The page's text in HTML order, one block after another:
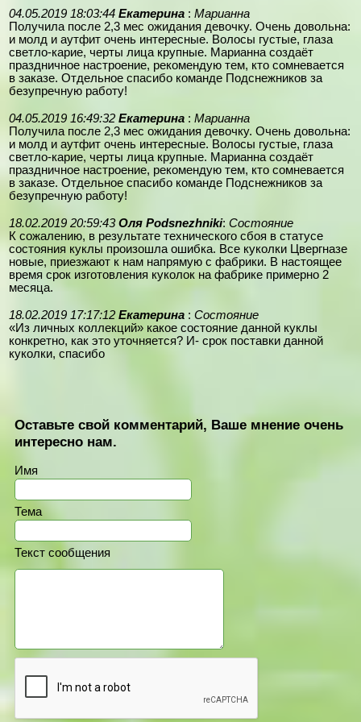
04.05.2019 18:03:44 Екатерина : Марианна
Получила после 2,3 мес ожидания девочку. Очень довольна:
и молд и аутфит очень интересные. Волосы густые, глаза
светло-карие, черты лица крупные. Марианна создаёт
праздничное настроение, рекомендую тем, кто сомневается
в заказе. Отдельное спасибо команде Подснежников за
безупречную работу!
04.05.2019 16:49:32 Екатерина : Марианна
Получила после 2,3 мес ожидания девочку. Очень довольна:
и молд и аутфит очень интересные. Волосы густые, глаза
светло-карие, черты лица крупные. Марианна создаёт
праздничное настроение, рекомендую тем, кто сомневается
в заказе. Отдельное спасибо команде Подснежников за
безупречную работу!
18.02.2019 20:59:43 Оля Podsnezhniki: Состояние
К сожалению, в результате технического сбоя в статусе
состояния куклы произошла ошибка. Все куколки Цвергназе
новые, приезжают к нам напрямую с фабрики. В настоящее
время срок изготовления куколок на фабрике примерно 2
месяца.
18.02.2019 17:17:12 Екатерина : Состояние
«Из личных коллекций» какое состояние данной куклы
конкретно, как это уточняется? И- срок поставки данной
куколки, спасибо
Оставьте свой комментарий, Ваше мнение очень
интересно нам.
Имя
Тема
Текст сообщения